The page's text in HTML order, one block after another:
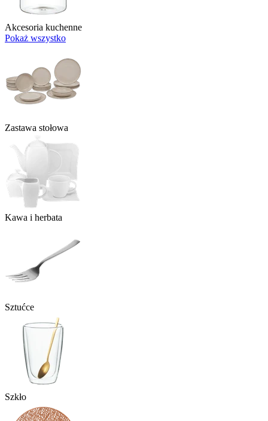
Akcesoria kuchenne
Pokaż wszystko
Zastawa stołowa
Kawa i herbata
Sztućce
Szkło